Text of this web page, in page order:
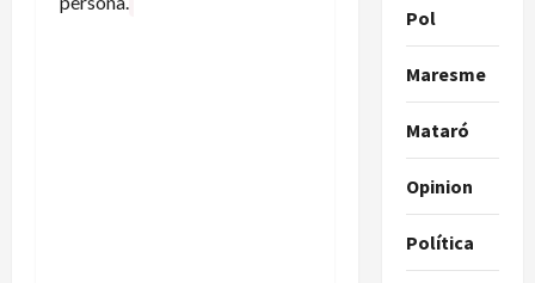
Pol
Maresme
Mataró
Opinion
Política